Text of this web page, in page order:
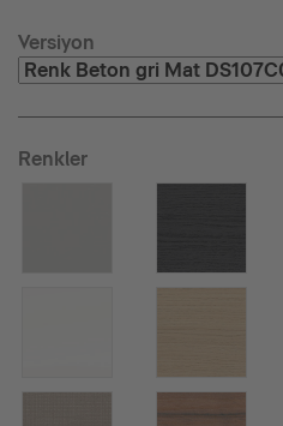
Versiyon
Renkler